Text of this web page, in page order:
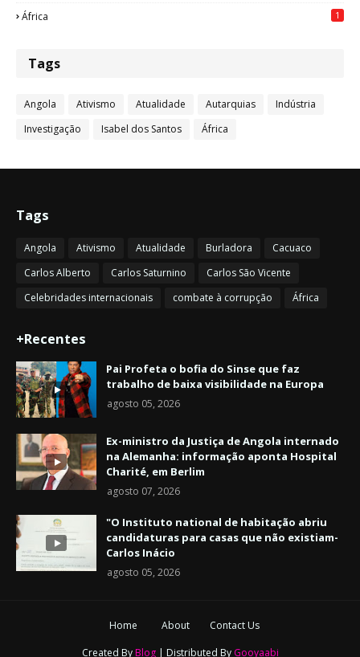
África 1
Tags
Angola Ativismo Atualidade Autarquias
Indústria
Investigação
Isabel dos Santos África
Tags
Angola Ativismo Atualidade Burladora
Cacuaco
Carlos Alberto
Carlos Saturnino
Carlos São Vicente
Celebridades internacionais
combate à corrupção África
+Recentes
Pai Profeta o bofia do Sinse que faz
trabalho de baixa visibilidade na Europa
agosto 05, 2026
Ex-ministro da Justiça de Angola internado
na Alemanha: informação aponta Hospital
Charité, em Berlim
agosto 07, 2026
"O Instituto national de habitação abriu
candidaturas para casas que não existiam-
Carlos Inácio
agosto 05, 2026
Home About
Contact Us
Created By Blog| Distributed By Gooyaabi